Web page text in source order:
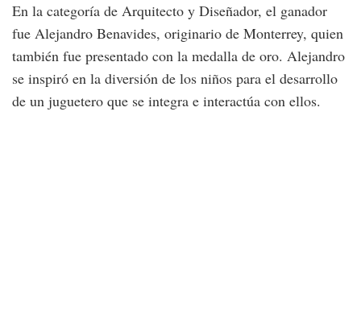
En la categoría de Arquitecto y Diseñador, el ganador
fue Alejandro Benavides, originario de Monterrey, quien
también fue presentado con la medalla de oro. Alejandro
se inspiró en la diversión de los niños para el desarrollo
de un juguetero que se integra e interactúa con ellos.